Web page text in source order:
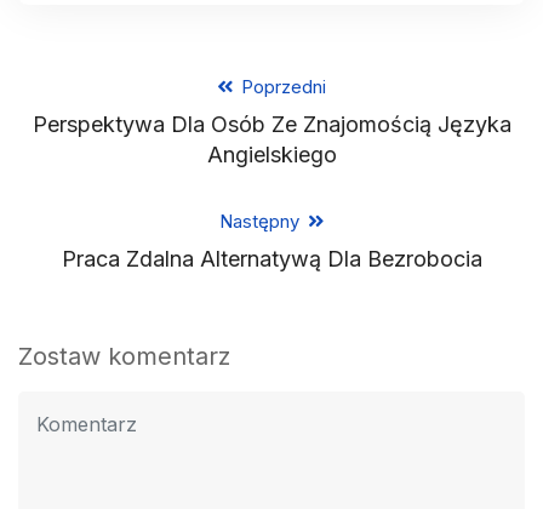
Poprzedni
Perspektywa Dla Osób Ze Znajomością Języka
Angielskiego
Następny
Praca Zdalna Alternatywą Dla Bezrobocia
Zostaw komentarz